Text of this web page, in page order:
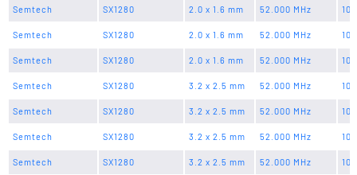
Semtech SX1280 2.0 x 1.6 mm 52.000 MHz 10
Semtech SX1280 2.0 x 1.6 mm 52.000 MHz 10
Semtech SX1280 2.0 x 1.6 mm 52.000 MHz 10
Semtech SX1280 3.2 x 2.5 mm 52.000 MHz 10
Semtech SX1280 3.2 x 2.5 mm 52.000 MHz 10
Semtech SX1280 3.2 x 2.5 mm 52.000 MHz 10
Semtech SX1280 3.2 x 2.5 mm 52.000 MHz 10